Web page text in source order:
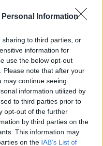
Personal Information
to third parties, or
information for
use the below opt-out
Please note that after your
may continue seeing
information utilized by
to third parties prior to
opt-out of the further
by third parties on the
This information may
on the IAB’s List of
αποτυπώματα στην
Σε όλα τα πάρτι η
η προσωπική μου
με οδήγησαν στο να
ορισμένα από τα
μια σουίτα για το
παιδιών που σε λίγο
τους για να
τους φιλοξένησε τα